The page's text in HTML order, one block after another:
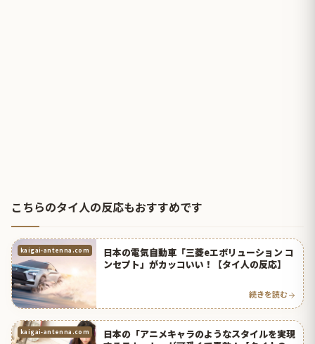
こちらのタイ人の反応もおすすめです
kaigai-antenna.com
日本の電気自動車「三菱eエボリューション コ
ンセプト」がカッコいい！【タイ人の反応】
続きを読む
kaigai-antenna.com
日本の「アニメキャラのようなスタイルを実現